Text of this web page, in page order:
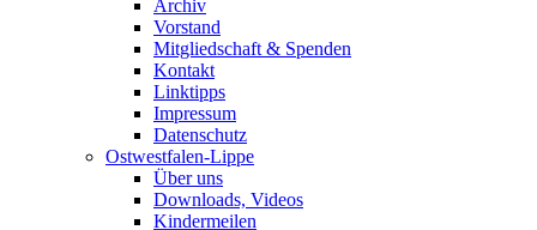
Archiv
Vorstand
Mitgliedschaft & Spenden
Kontakt
Linktipps
Impressum
Datenschutz
Ostwestfalen-Lippe
Über uns
Downloads, Videos
Kindermeilen